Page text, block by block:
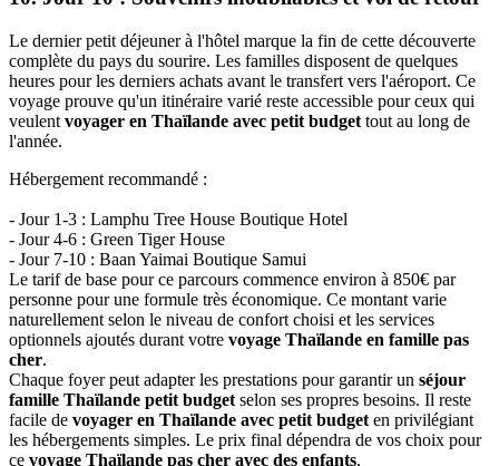
voyage
famille
Thaïlande
pas
cher
9. Jour 9 : Détente libre sur les plages de Koh Samui
Cette journée sans programme fixe offre l'occasion de savourer les
peuvent construire des châteaux de sable hoặc nager dans les eaux
calmes du golfe de Thaïlande. C'est le moment idéal pour se relaxer
au bord de la piscine et profiter de la douceur de vivre insulaire.